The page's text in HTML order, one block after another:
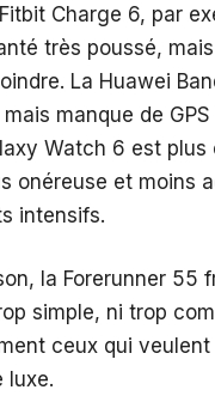
Charge 6, par
très poussé,
La Huawei
manque de
Watch 6 est plus
onéreuse et moins
intensifs.
la Forerunner 55
simple, ni trop
ceux qui
luxe.